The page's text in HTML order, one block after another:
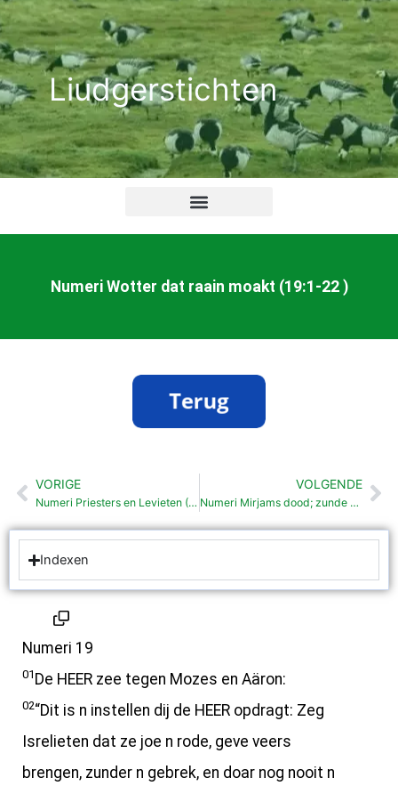
Ga
naar
de
inhoudLiudgerstichten
Numeri Wotter dat raain moakt (19:1-22 )
Vorige
VORIGE
Numeri Priesters en Levieten (18:1-32 )
VOLGENDE
Numeri Mirjams dood; zunde van Mozes en Aäron (20:1-13 )
Indexen
Numeri 19
01 De HEER zee tegen Mozes en Aäron:
02“Dit is n instellen dij de HEER opdragt: Zeg
Isrelieten dat ze joe n rode, geve veers
brengen, zunder n gebrek, en doar nog nooit n